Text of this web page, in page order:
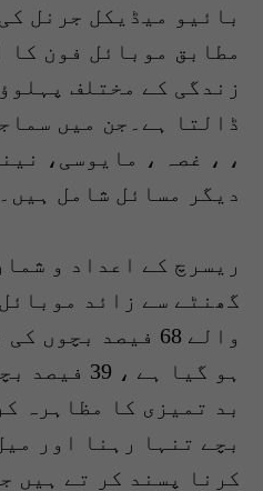
بائیو میڈیکل جرنل
مطابق موبائل فون کا
زندگی کے مختلف
ڈالتا ہے۔جن میں
، ، غصہ ، مایوسی،
دیگر مسائل شامل ہیں۔
ریسرچ کے اعداد و
گھنٹے سے زائد
والے 68 فیصد
ہو گیا ہے
بچے تنہا رہنا اور